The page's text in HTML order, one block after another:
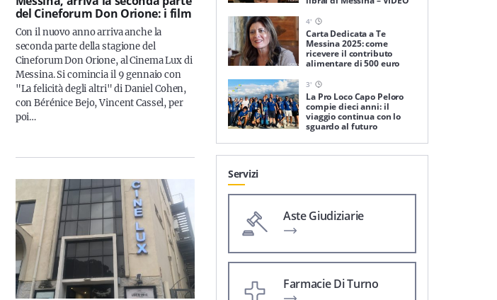
del Cineforum Don Orione: i film
Con il nuovo anno arriva anche la
seconda parte della stagione del
Cineforum Don Orione, al Cinema Lux di
Messina. Si comincia il 9 gennaio con
"La felicità degli altri" di Daniel Cohen,
con Bérénice Bejo, Vincent Cassel, per
poi…
4'
Carta Dedicata a Te
Messina 2025: come
ricevere il contributo
alimentare di 500 euro
3'
La Pro Loco Capo Peloro
compie dieci anni: il
viaggio continua con lo
sguardo al futuro
Servizi
Aste Giudiziarie
Farmacie Di Turno